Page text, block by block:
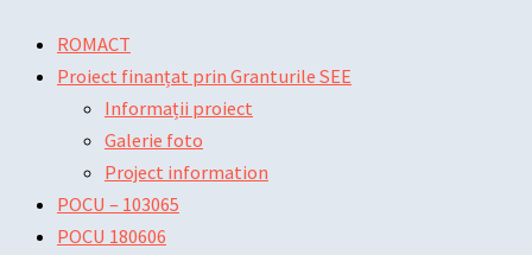
content
Menu
ROMACT
Proiect finanțat prin Granturile SEE
Informații proiect
Galerie foto
Project information
POCU – 103065
POCU 180606
Menunavigation